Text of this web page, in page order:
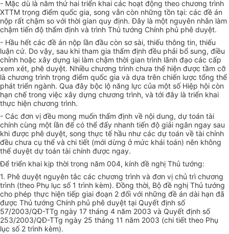
- Mặc dù là năm thứ hai triển khai các hoạt động theo chương trình
XTTM trọng điểm quốc gia, song vẫn còn những tồn tại: các đề án
nộp rất chậm so với thời gian quy định. Đây là một nguyên nhân làm
chậm tiến độ thẩm định và trình Thủ tướng Chính phủ phê duyệt.
- Hầu hết các đề án nộp lần đầu còn sơ sài, thiếu thông tin, thiếu
luận cứ. Do vậy, sau khi tham gia thẩm định đều phải bổ sung, điều
chỉnh hoặc xây dựng lại làm chậm thời gian trình lãnh đạo các cấp
xem xét, phê duyệt. Nhiều chương trình chưa thể hiện được tầm cỡ
là chương trình trọng điểm quốc gia và dựa trên chiến lược tổng thể
phát triển ngành. Qua đây bộc lộ năng lực của một số Hiệp hội còn
hạn chế trong việc xây dựng chương trình, và tới đây là triển khai
thực hiện chương trình.
- Các đơn vị đều mong muốn thẩm định về nội dung, dự toán tài
chính cùng một lần để có thể đẩy nhanh tiến độ giải ngân ngay sau
khi được phê duyệt, song thực tế hầu như các dự toán về tài chính
đều chưa cụ thể và chi tiết (mới dừng ở mức khái toán) nên không
thể duyệt dự toán tài chính được ngay.
Để triển khai kịp thời trong năm 004, kính đề nghị Thủ tướng:
1. Phê duyệt nguyên tắc các chương trình và đơn vị chủ trì chương
trình (theo Phụ lục số 1 trình kèm). Đồng thời, Bộ đề nghị Thủ tướng
cho phép thực hiện tiếp giai đoạn 2 đối với những đề án dài hạn đã
được Thủ tướng Chính phủ phê duyệt tại Quyết định số
57/2003/QĐ-TTg ngày 17 tháng 4 năm 2003 và Quyết định số
253/2003/QĐ-TTg ngày 25 tháng 11 năm 2003 (chi tiết theo Phụ
lục số 2 trình kèm).